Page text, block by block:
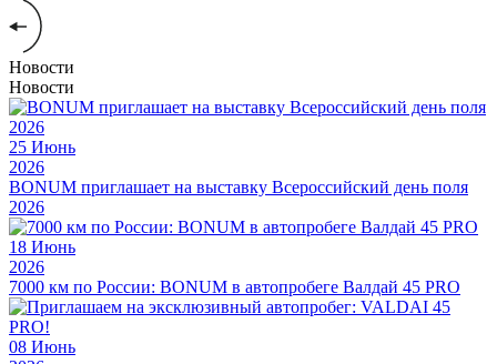
Новости
Новости
25 Июнь
2026
BONUM приглашает на выставку Всероссийский день поля
2026
18 Июнь
2026
7000 км по России: BONUM в автопробеге Валдай 45 PRO
08 Июнь